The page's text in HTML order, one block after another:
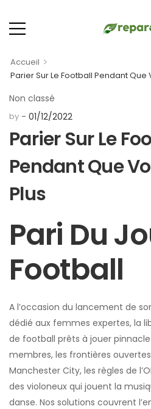
Accueil >
Parier Sur Le Football Pendant Que
Non classé
by 01/12/2022
Parier Sur Le
Pendant Que
Plus
Pari Du
Football
A l’occasion du lancement de
dédié aux femmes expertes, la
de football prêts à jouer
membres, les frontières
Manchester City, les règles de
des violoneux qui jouent la
danse. Nos solutions couvrent